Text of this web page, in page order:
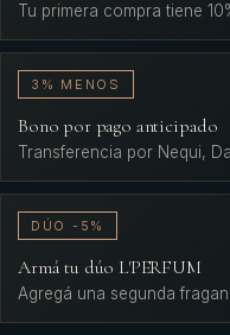
Tu primera compra tiene
3% MENOS
Bono por pago anticipado
Transferencia por Nequi,
DÚO -5%
Armá tu dúo L'PERFUM
Agregá una segunda